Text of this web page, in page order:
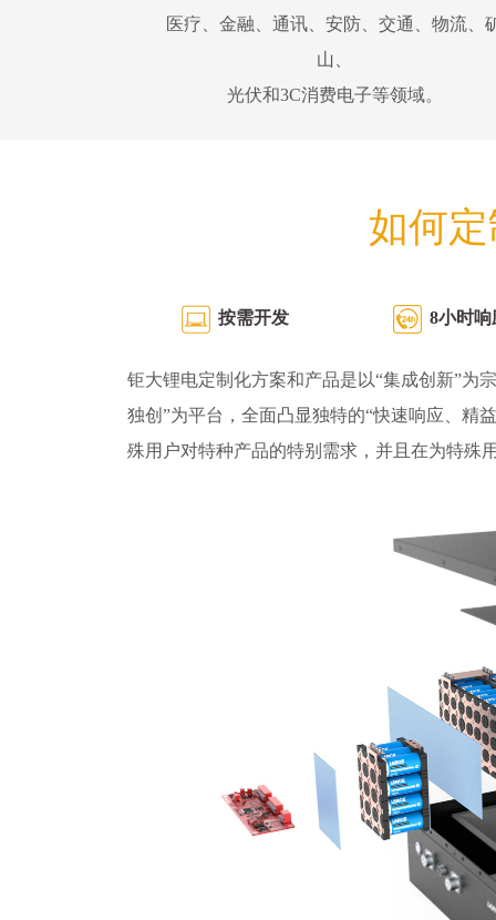
医疗、金融、通讯、安防、交通、物流、
山、
光伏和3C消费电子等领域。
如何
按需开发 8小时响
钜大锂电定制化方案和产品是以“集成创新”为
独创”为平台，全面凸显独特的“快速响应、精
殊用户对特种产品的特别需求，并且在为特殊